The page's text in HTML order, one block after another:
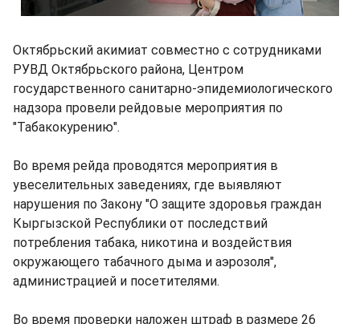
Октябрьский акимиат совместно с сотрудниками
РУВД Октябрьского района, Центром
государственного санитарно-эпидемиологического
надзора провели рейдовые мероприятия по
"Табакокурению".
Во время рейда проводятся мероприятия в
увеселительных заведениях, где выявляют
нарушения по Закону "О защите здоровья граждан
Кыргызской Республики от последствий
потребления табака, никотина и воздействия
окружающего табачного дыма и аэрозоля",
администрацией и посетителями.
Во время проверки наложен штраф в размере 26